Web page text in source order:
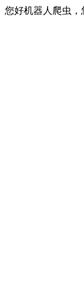
您好机器人爬虫，